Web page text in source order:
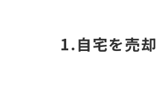
1.自宅を売